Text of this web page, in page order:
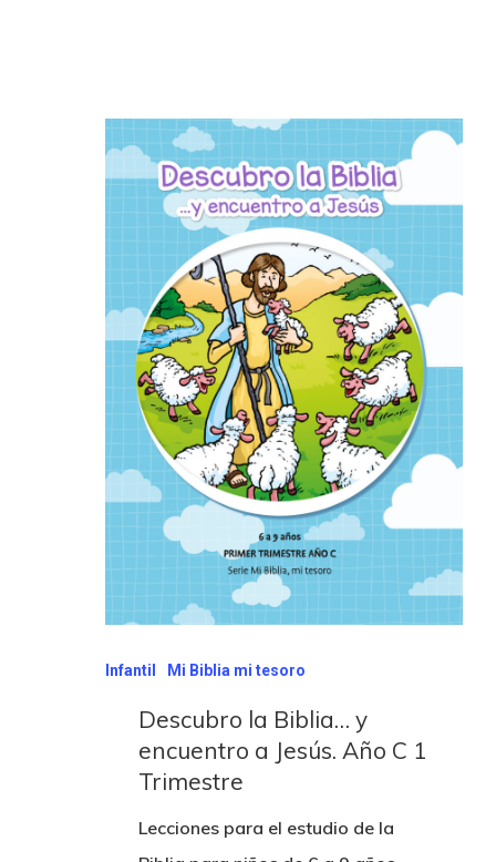
Infantil Mi Biblia mi tesoro
Descubro la Biblia… y
encuentro a Jesús. Año C 1
Trimestre
Lecciones para el estudio de la